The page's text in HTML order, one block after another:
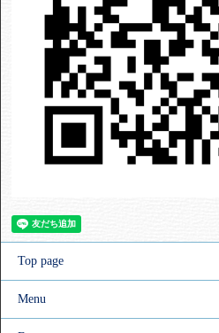
Top page
Menu